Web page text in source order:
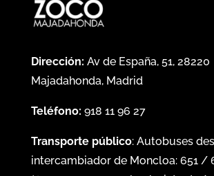
Dirección: Av de España, 51, 28220
Majadahonda, Madrid
Teléfono: 918 11 96 27
Transporte público: Autobuses
intercambiador de Moncloa: 651/